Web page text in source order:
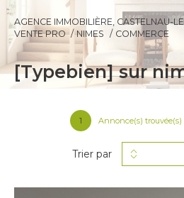
AGENCE IMMOBILIÈRE, CASTELNAU-
VENTE PRO
NIMES COMMERCE
[typebien] sur
1 Annonce(s) trouvée(s)
Trier par